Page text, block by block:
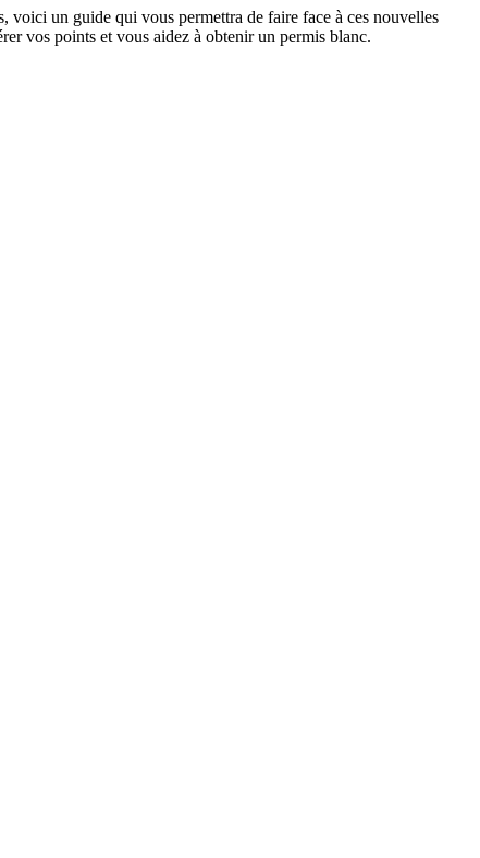
voici un guide qui vous permettra de faire face à ces nouvelles
vos points et vous aidez à obtenir un permis blanc.